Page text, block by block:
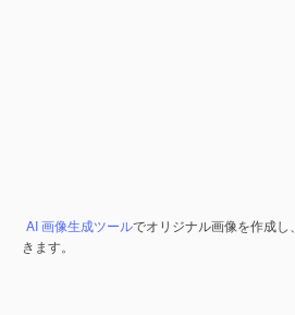
AI 画像生成ツールでオリジナル画像を作成し、
きます。